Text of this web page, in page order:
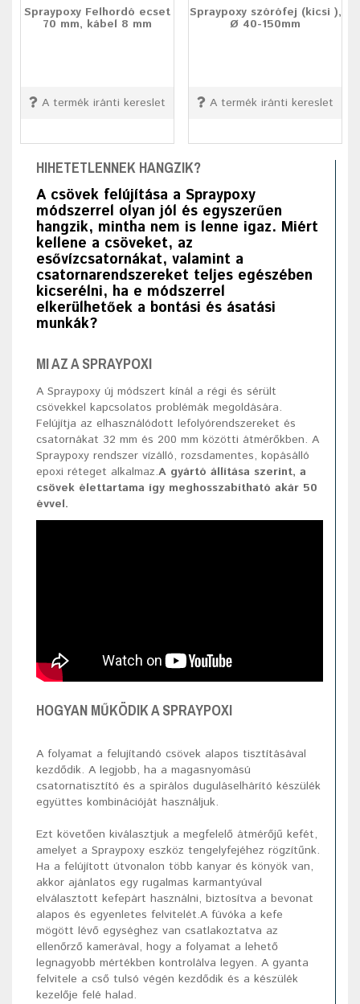
Spraypoxy Felhordó ecset
70 mm, kábel 8 mm
A termék iránti kereslet
Spraypoxy szórófej (kicsi ),
Ø 40-150mm
A termék iránti kereslet
HIHETETLENNEK HANGZIK?
A csövek felújítása a Spraypoxy
módszerrel olyan jól és egyszerűen
hangzik, mintha nem is lenne igaz. Miért
kellene a csöveket, az
esővízcsatornákat, valamint a
csatornarendszereket teljes egészében
kicserélni, ha e módszerrel
elkerülhetőek a bontási és ásatási
munkák?
MI AZ A SPRAYPOXI
A Spraypoxy új módszert kínál a régi és sérült
csövekkel kapcsolatos problémák megoldására.
Felújítja az elhasználódott lefolyórendszereket és
csatornákat 32 mm és 200 mm közötti átmérőkben. A
Spraypoxy rendszer vízálló, rozsdamentes, kopásálló
epoxi réteget alkalmaz.A gyártó állítása szerint, a
csövek élettartama így meghosszabítható akár 50
évvel.
HOGYAN MŰKÖDIK A SPRAYPOXI
A folyamat a felujítandó csövek alapos tisztításával
kezdődik. A legjobb, ha a magasnyomású
csatornatisztító és a spirálos duguláselhárító készülék
együttes kombinációját használjuk.
Ezt követően kiválasztjuk a megfelelő átmérőjű kefét,
amelyet a Spraypoxy eszköz tengelyfejéhez rögzítűnk.
Ha a felújított útvonalon több kanyar és könyök van,
akkor ajánlatos egy rugalmas karmantyúval
elválasztott kefepárt használni, biztosítva a bevonat
alapos és egyenletes felvitelét.A fúvóka a kefe
mögött lévő egységhez van csatlakoztatva az
ellenőrző kamerával, hogy a folyamat a lehető
legnagyobb mértékben kontrolálva legyen. A gyanta
felvitele a cső tulsó végén kezdődik és a készülék
kezelője felé halad.